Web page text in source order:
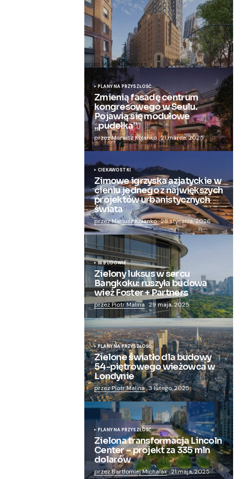
Zmieniają więzienie dla kobiet w
nowoczesny apartamentowiec
przez Mariusz Kolanko 20 lipca, 2024
PLANY NA PRZYSZŁOŚĆ
Zmienią fasadę centrum
kongresowego w Seulu.
Pojawią się modułowe
„pudełka”
przez Mariusz Kolanko 21 marca, 2025
CIEKAWOSTKI
Zimowe igrzyska azjatyckie w
cieniu jednego z największych
projektów urbanistycznych
świata
przez Mariusz Kolanko 28 stycznia, 2026
W BUDOWIE
Zielony luksus w sercu
Bangkoku: ruszyła budowa
wież Foster + Partners
przez Piotr Malina 29 maja, 2025
PLANY NA PRZYSZŁOŚĆ
Zielone światło dla budowy
54-piętrowego wieżowca w
Londynie
przez Piotr Malina 3 lutego, 2025
PLANY NA PRZYSZŁOŚĆ
Zielona transformacja Lincoln
Center – projekt za 335 mln
dolarów
przez Bartłomiej Michalak 21 maja, 2025